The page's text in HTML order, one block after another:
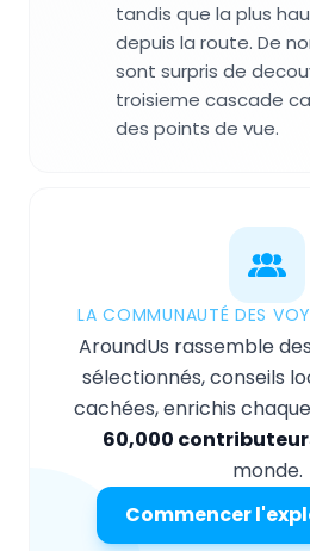
tandis que la plus
depuis la route. De
sont surpris de
troisieme cascade
des points de vue.
LA COMMUNAUTÉ DES
AroundUs rassemble
sélectionnés, conseils
cachées, enrichis
60,000
monde.
Commencer